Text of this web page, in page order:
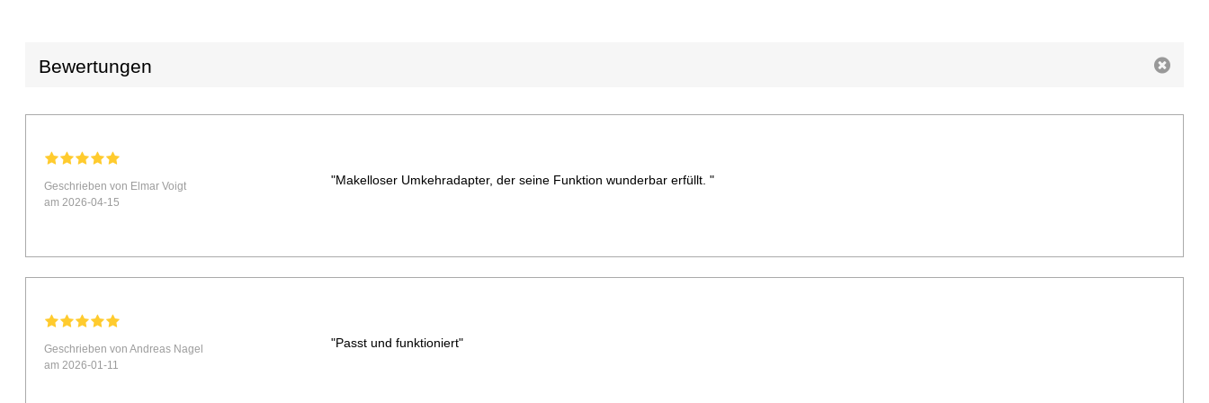
Bewertungen
Geschrieben von Elmar Voigt
am 2026-04-15
"Makelloser Umkehradapter, der seine Funktion wunderbar erfüllt. "
Geschrieben von Andreas Nagel
am 2026-01-11
"Passt und funktioniert"